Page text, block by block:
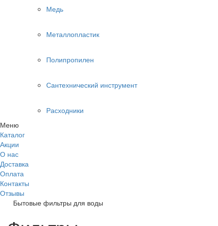
Медь
Металлопластик
Полипропилен
Сантехнический инструмент
Расходники
Меню
Каталог
Акции
О нас
Доставка
Оплата
Контакты
Отзывы
Бытовые фильтры для воды